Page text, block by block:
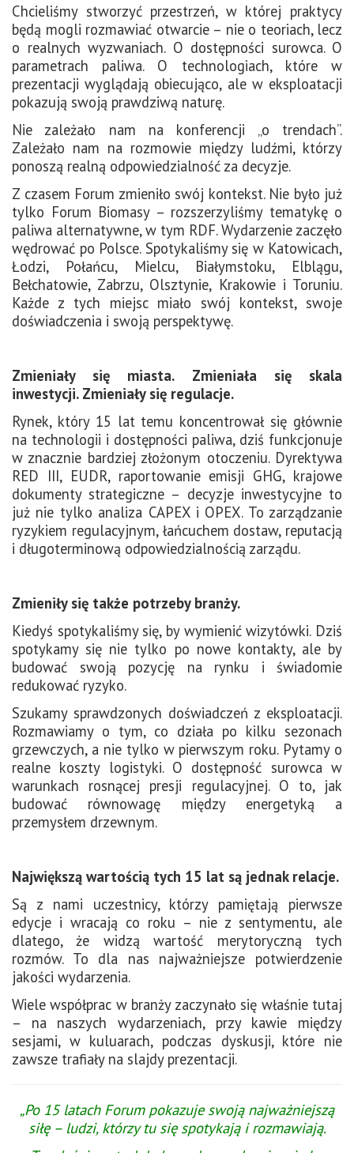
Chcieliśmy stworzyć przestrzeń, w której praktycy
będą mogli rozmawiać otwarcie – nie o teoriach, lecz
o realnych wyzwaniach. O dostępności surowca. O
parametrach paliwa. O technologiach, które w
prezentacji wyglądają obiecująco, ale w eksploatacji
pokazują swoją prawdziwą naturę.
Nie zależało nam na konferencji „o trendach”.
Zależało nam na rozmowie między ludźmi, którzy
ponoszą realną odpowiedzialność za decyzje.
Z czasem Forum zmieniło swój kontekst. Nie było już
tylko Forum Biomasy – rozszerzyliśmy tematykę o
paliwa alternatywne, w tym RDF. Wydarzenie zaczęło
wędrować po Polsce. Spotykaliśmy się w Katowicach,
Łodzi, Połańcu, Mielcu, Białymstoku, Elblągu,
Bełchatowie, Zabrzu, Olsztynie, Krakowie i Toruniu.
Każde z tych miejsc miało swój kontekst, swoje
doświadczenia i swoją perspektywę.
Zmieniały się miasta. Zmieniała się skala
inwestycji. Zmieniały się regulacje.
Rynek, który 15 lat temu koncentrował się głównie
na technologii i dostępności paliwa, dziś funkcjonuje
w znacznie bardziej złożonym otoczeniu. Dyrektywa
RED III, EUDR, raportowanie emisji GHG, krajowe
dokumenty strategiczne – decyzje inwestycyjne to
już nie tylko analiza CAPEX i OPEX. To zarządzanie
ryzykiem regulacyjnym, łańcuchem dostaw, reputacją
i długoterminową odpowiedzialnością zarządu.
Zmieniły się także potrzeby branży.
Kiedyś spotykaliśmy się, by wymienić wizytówki. Dziś
spotykamy się nie tylko po nowe kontakty, ale by
budować swoją pozycję na rynku i świadomie
redukować ryzyko.
Szukamy sprawdzonych doświadczeń z eksploatacji.
Rozmawiamy o tym, co działa po kilku sezonach
grzewczych, a nie tylko w pierwszym roku. Pytamy o
realne koszty logistyki. O dostępność surowca w
warunkach rosnącej presji regulacyjnej. O to, jak
budować równowagę między energetyką a
przemysłem drzewnym.
Największą wartością tych 15 lat są jednak relacje.
Są z nami uczestnicy, którzy pamiętają pierwsze
edycje i wracają co roku – nie z sentymentu, ale
dlatego, że widzą wartość merytoryczną tych
rozmów. To dla nas najważniejsze potwierdzenie
jakości wydarzenia.
Wiele współprac w branży zaczynało się właśnie tutaj
– na naszych wydarzeniach, przy kawie między
sesjami, w kuluarach, podczas dyskusji, które nie
zawsze trafiały na slajdy prezentacji.
„Po 15 latach Forum pokazuje swoją najważniejszą
siłę – ludzi, którzy tu się spotykają i rozmawiają.